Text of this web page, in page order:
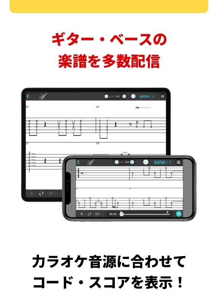
ギター・ベースの
楽譜を多数配信
力ラオケ音源に合わせて
コード・スコアを表示！